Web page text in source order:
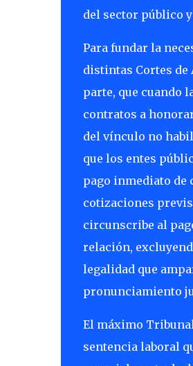
del sector público
Para fundar la
distintas Cortes de
parte, que cuando
contratos a
del vínculo no
que los entes
pago inmediato de
cotizaciones
circunscribe al
relación,
legalidad que
pronunciamiento
El máximo
sentencia laboral